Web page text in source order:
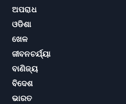
ଅପରାଧ
ଓଡିଶା
ଖେଳ
ଜୀବନଚର୍ଯ୍ୟା
ବାଣିଜ୍ୟ
ବିଦେଶ
ଭାରତ